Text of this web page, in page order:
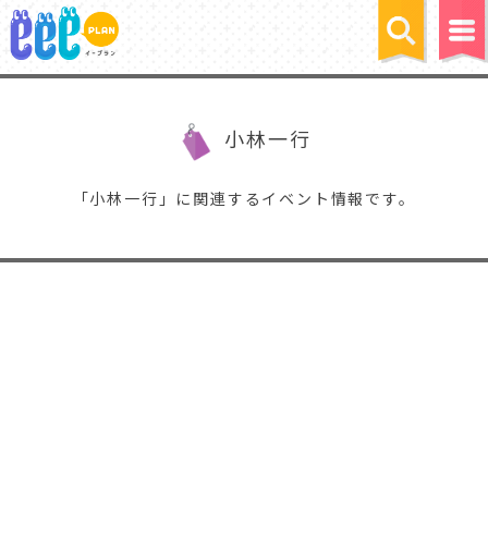
小林一行
「小林一行」に関連するイベント情報です。